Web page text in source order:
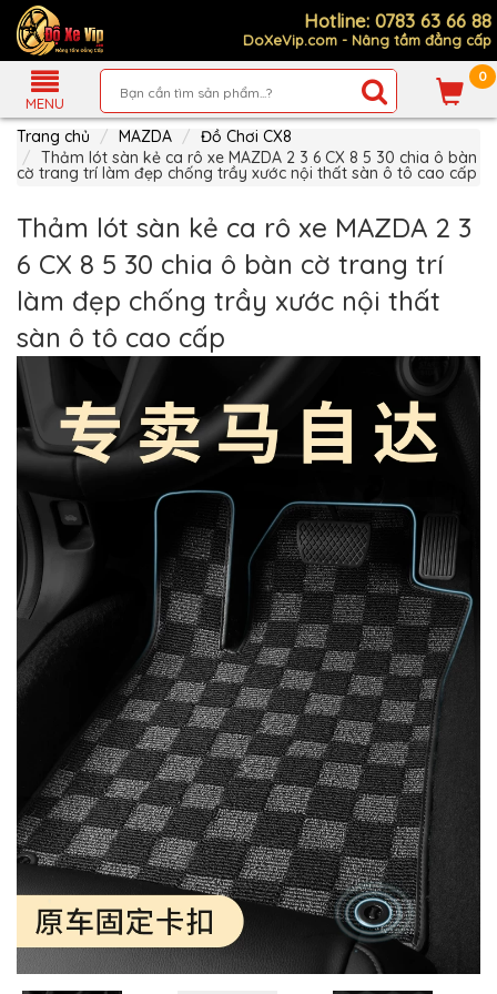
Hotline: 0783 63 66 88
DoXeVip.com - Nâng tầm đẳng cấp
MENU
0
Giới
Thiệu
Sản
Phẩm
Dẫn
Mua
Sách
Thanh
Toán
Tin
Xe
Mới
Liên
hệ
MUA
NHIỀU
NHẤT
KIA
TOYOTA
HONDA
SUBARU
CHEVROLET
NISSAN
VOLKSWAGEN
HYUNDAI
Trang chủ MAZDA
Đồ Chơi CX8
Thảm lót sàn kẻ ca rô xe MAZDA 2 3 6 CX 8 5 30 chia ô bàn
cờ trang trí làm đẹp chống trầy xước nội thất sàn ô tô cao cấp
Thảm lót sàn kẻ ca rô xe MAZDA 2 3
6 CX 8 5 30 chia ô bàn cờ trang trí
làm đẹp chống trầy xước nội thất
sàn ô tô cao cấp